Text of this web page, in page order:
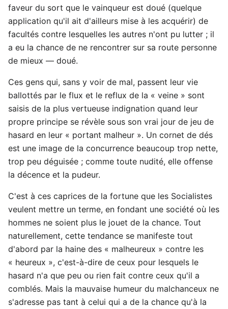
faveur du sort que le vainqueur est doué (quelque
application qu'il ait d'ailleurs mise à les acquérir) de
facultés contre lesquelles les autres n'ont pu lutter ; il
a eu la chance de ne rencontrer sur sa route personne
de mieux — doué.
Ces gens qui, sans y voir de mal, passent leur vie
ballottés par le flux et le reflux de la « veine » sont
saisis de la plus vertueuse indignation quand leur
propre principe se révèle sous son vrai jour de jeu de
hasard en leur « portant malheur ». Un cornet de dés
est une image de la concurrence beaucoup trop nette,
trop peu déguisée ; comme toute nudité, elle offense
la décence et la pudeur.
C'est à ces caprices de la fortune que les Socialistes
veulent mettre un terme, en fondant une société où les
hommes ne soient plus le jouet de la chance. Tout
naturellement, cette tendance se manifeste tout
d'abord par la haine des « malheureux » contre les
« heureux », c'est-à-dire de ceux pour lesquels le
hasard n'a que peu ou rien fait contre ceux qu'il a
comblés. Mais la mauvaise humeur du malchanceux ne
s'adresse pas tant à celui qui a de la chance qu'à la